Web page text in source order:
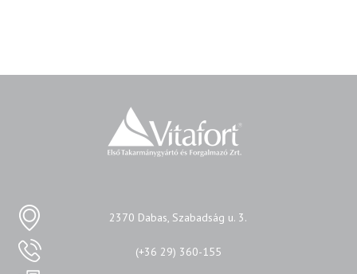
2370 Dabas, Szabadság u. 3.
(+36 29) 360-155